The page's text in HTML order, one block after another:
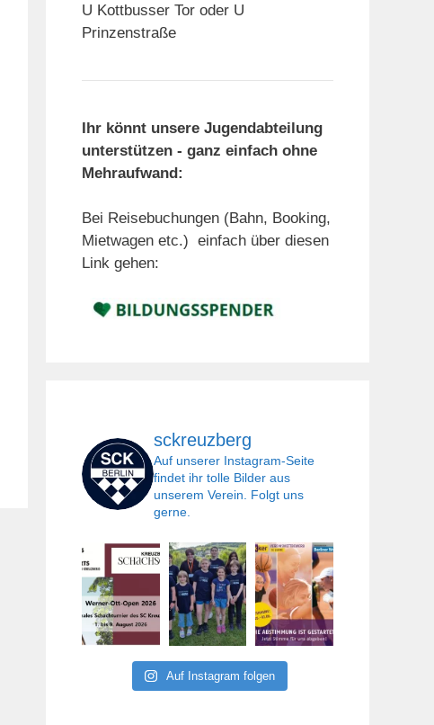
U Kottbusser Tor oder U
Prinzenstraße
Ihr könnt unsere Jugendabteilung
unterstützen - ganz einfach ohne
Mehraufwand:
Bei Reisebuchungen (Bahn, Booking,
Mietwagen etc.) einfach über diesen
Link gehen:
sckreuzberg
Auf unserer Instagram-Seite
findet ihr tolle Bilder aus
unserem Verein. Folgt uns
gerne.
Auf Instagram folgen